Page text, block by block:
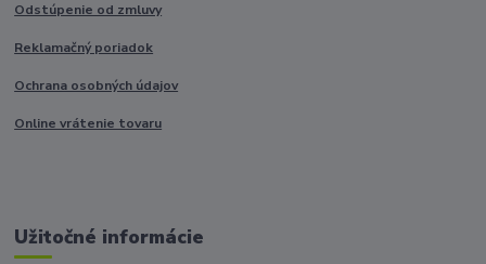
Odstúpenie od zmluvy
Reklamačný poriadok
Ochrana osobných údajov
Online vrátenie tovaru
Užitočné informácie